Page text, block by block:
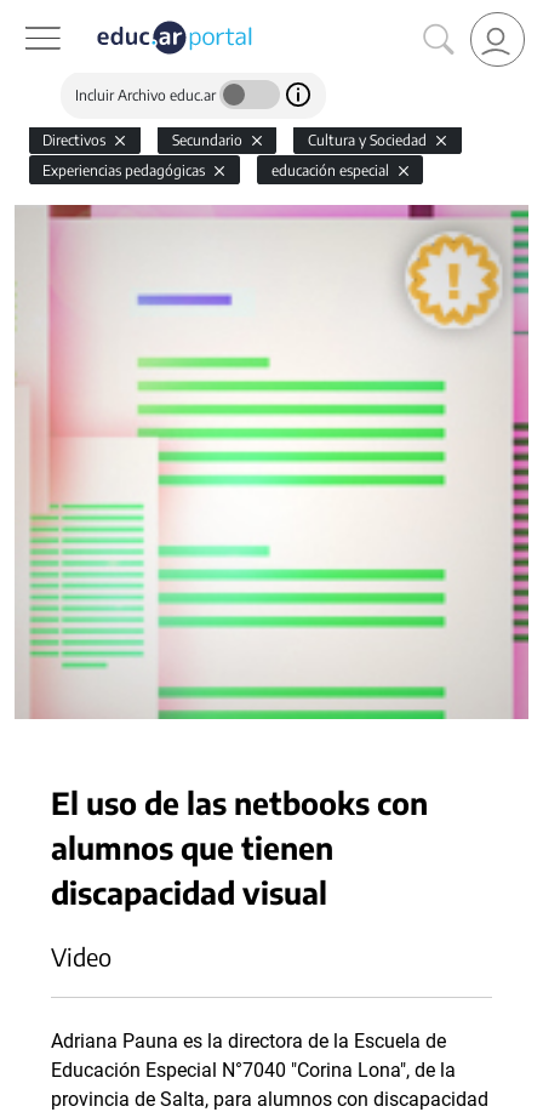
Incluir Archivo educ.ar
Directivos Secundario
Cultura y Sociedad
Experiencias pedagógicas
educación especial
El uso de las netbooks con
alumnos que tienen
discapacidad visual
Video
Adriana Pauna es la directora de la Escuela de
Educación Especial N°7040 "Corina Lona", de la
provincia de Salta, para alumnos con discapacidad